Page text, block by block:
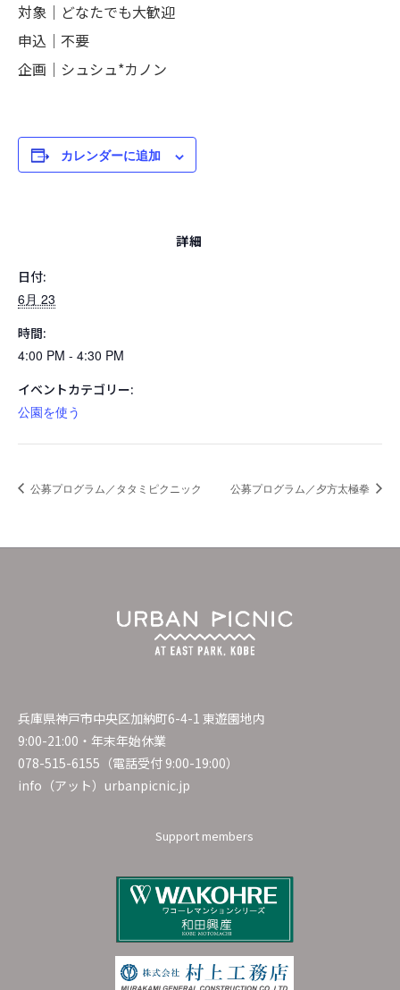
対象｜どなたでも大歓迎
申込｜不要
企画｜シュシュ*カノン
カレンダーに追加
詳細
日付:
6月 23
時間:
4:00 PM - 4:30 PM
イベントカテゴリー:
公園を使う
公募プログラム／タタミピクニック 公募プログラム／夕方太極拳
兵庫県神戸市中央区加納町6-4-1 東遊園地内
9:00-21:00・年末年始休業
078-515-6155（電話受付 9:00-19:00）
info（アット）urbanpicnic.jp
Support members